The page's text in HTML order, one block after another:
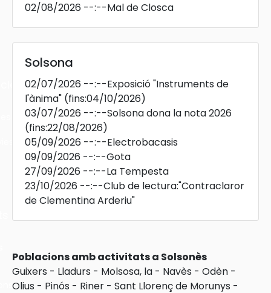
02/08/2026 --:--Mal de Closca
Solsona
02/07/2026 --:--Exposició "Instruments de
l'ànima" (fins:04/10/2026)
03/07/2026 --:--Solsona dona la nota 2026
(fins:22/08/2026)
05/09/2026 --:--Electrobacasis
09/09/2026 --:--Gota
27/09/2026 --:--La Tempesta
23/10/2026 --:--Club de lectura:"Contraclaror
de Clementina Arderiu"
Poblacions amb activitats a Solsonès
Guixers - Lladurs - Molsosa, la - Navès - Odèn -
Olius - Pinós - Riner - Sant Llorenç de Morunys -